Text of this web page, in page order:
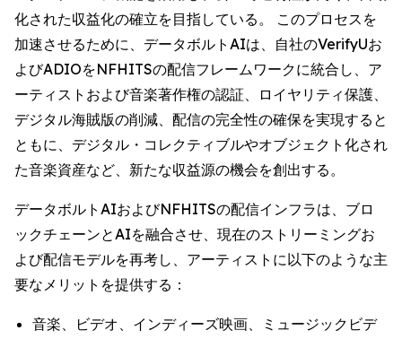
化された収益化の確立を目指している。 このプロセスを
加速させるために、データボルトAIは、自社のVerifyUお
よびADIOをNFHITSの配信フレームワークに統合し、ア
ーティストおよび音楽著作権の認証、ロイヤリティ保護、
デジタル海賊版の削減、配信の完全性の確保を実現すると
ともに、デジタル・コレクティブルやオブジェクト化され
た音楽資産など、新たな収益源の機会を創出する。
データボルトAIおよびNFHITSの配信インフラは、ブロ
ックチェーンとAIを融合させ、現在のストリーミングお
よび配信モデルを再考し、アーティストに以下のような主
要なメリットを提供する：
音楽、ビデオ、インディーズ映画、ミュージックビデ